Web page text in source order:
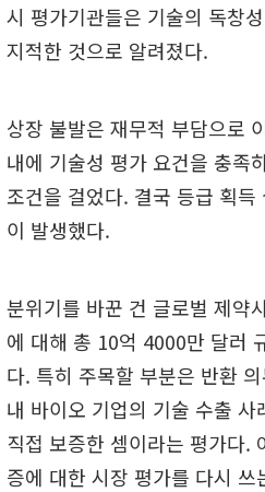
시 평가기관들은 기술의 독창
지적한 것으로 알려졌다.
상장 불발은 재무적 부담으로
내에 기술성 평가 요건을 충
조건을 걸었다. 결국 등급 획
이 발생했다.
분위기를 바꾼 건 글로벌 제약
에 대해 총 10억 4000만 달러
다. 특히 주목할 부분은 반환
내 바이오 기업의 기술 수출
직접 보증한 셈이라는 평가다.
증에 대한 시장 평가를 다시